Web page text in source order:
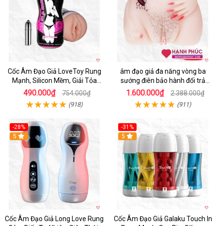
Cốc Âm Đạo Giả LoveToy Rung
Mạnh, Silicon Mềm, Giải Tỏa
Sinh Lý
490.000₫ 754.000₫
(918)
âm đạo giả đa năng vòng ba
sướng điên bảo hành đổi trả
nhanh
1.600.000₫ 2.388.000₫
(911)
-28%
5
Cốc Âm Đạo Giả Long Love Rung
-31%
Hot
5
Cốc Âm Đạo Giả Galaku Touch In